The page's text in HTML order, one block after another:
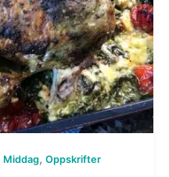
Middag, Oppskrifter